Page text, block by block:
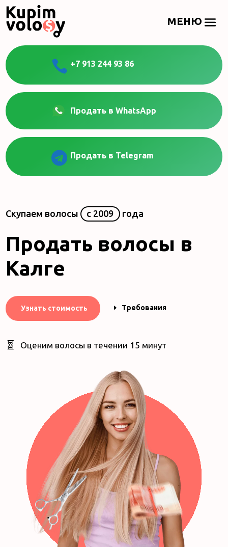
 +7 913 244 93 86
Продать в WhatsApp
 Продать в Telegram
Скупаем волосы с 2009 года
Продать волосы в
Калге
Узнать стоимость Требования
 Оценим волосы в течении 15 минут